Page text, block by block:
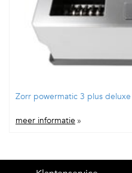
Zorr powermatic 3 plus deluxe
meer informatie »